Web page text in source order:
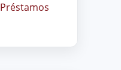
Préstamos